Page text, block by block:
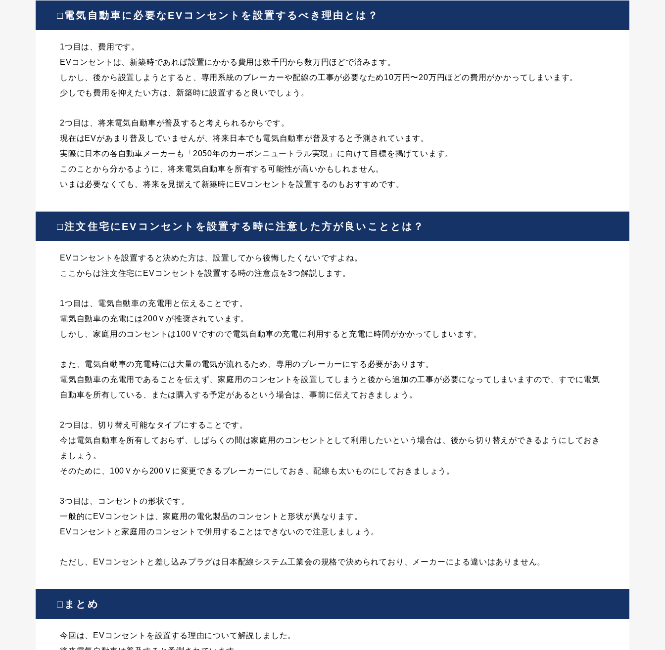
□電気自動車に必要なEVコンセントを設置するべき理由とは？
1つ目は、費用です。
EVコンセントは、新築時であれば設置にかかる費用は数千円から数万円ほどで済みます。
しかし、後から設置しようとすると、専用系統のブレーカーや配線の工事が必要なため10万円〜20万円ほどの費用がかかってしまいます。
少しでも費用を抑えたい方は、新築時に設置すると良いでしょう。
2つ目は、将来電気自動車が普及すると考えられるからです。
現在はEVがあまり普及していませんが、将来日本でも電気自動車が普及すると予測されています。
実際に日本の各自動車メーカーも「2050年のカーボンニュートラル実現」に向けて目標を掲げています。
このことから分かるように、将来電気自動車を所有する可能性が高いかもしれません。
いまは必要なくても、将来を見据えて新築時にEVコンセントを設置するのもおすすめです。
□注文住宅にEVコンセントを設置する時に注意した方が良いこととは？
EVコンセントを設置すると決めた方は、設置してから後悔したくないですよね。
ここからは注文住宅にEVコンセントを設置する時の注意点を3つ解説します。
1つ目は、電気自動車の充電用と伝えることです。
電気自動車の充電には200Ｖが推奨されています。
しかし、家庭用のコンセントは100Ｖですので電気自動車の充電に利用すると充電に時間がかかってしまいます。
また、電気自動車の充電時には大量の電気が流れるため、専用のブレーカーにする必要があります。
電気自動車の充電用であることを伝えず、家庭用のコンセントを設置してしまうと後から追加の工事が必要になってしまいますので、すでに電気
自動車を所有している、または購入する予定があるという場合は、事前に伝えておきましょう。
2つ目は、切り替え可能なタイプにすることです。
今は電気自動車を所有しておらず、しばらくの間は家庭用のコンセントとして利用したいという場合は、後から切り替えができるようにしておき
ましょう。
そのために、100Ｖから200Ｖに変更できるブレーカーにしておき、配線も太いものにしておきましょう。
3つ目は、コンセントの形状です。
一般的にEVコンセントは、家庭用の電化製品のコンセントと形状が異なります。
EVコンセントと家庭用のコンセントで併用することはできないので注意しましょう。
ただし、EVコンセントと差し込みプラグは日本配線システム工業会の規格で決められており、メーカーによる違いはありません。
□まとめ
今回は、EVコンセントを設置する理由について解説しました。